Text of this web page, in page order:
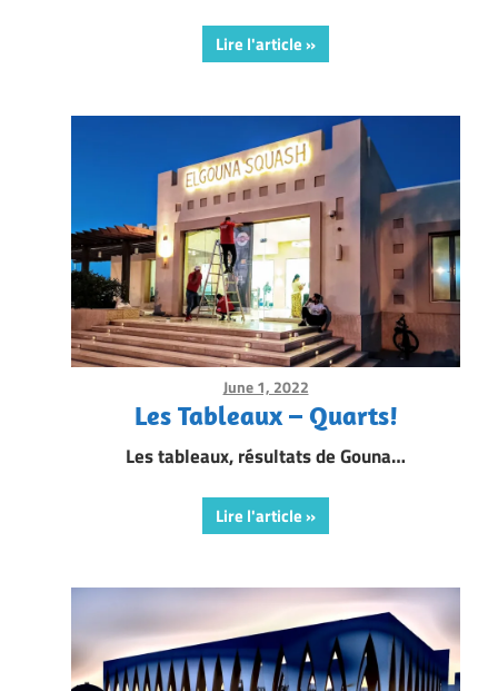
Lire l'article
June 1, 2022
Les Tableaux – Quarts!
Les tableaux, résultats de Gouna…
Lire l'article